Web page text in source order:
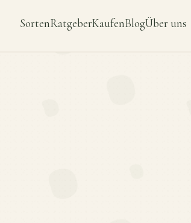
SortenRatgeberKaufenBlogÜber uns